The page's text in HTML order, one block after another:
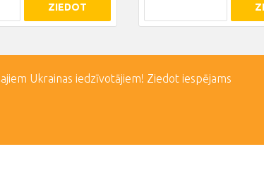
ZIEDOT
Ukrainas iedzīvotājiem! Ziedot iespējams